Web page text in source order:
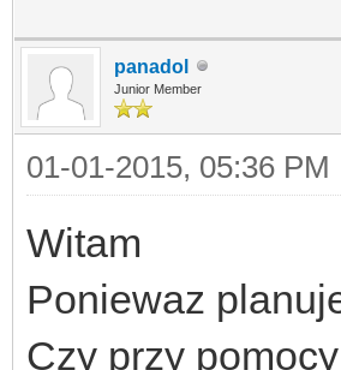
panadol
Junior Member
01-01-2015, 05:36 PM
Witam
Poniewaz
Czy przy